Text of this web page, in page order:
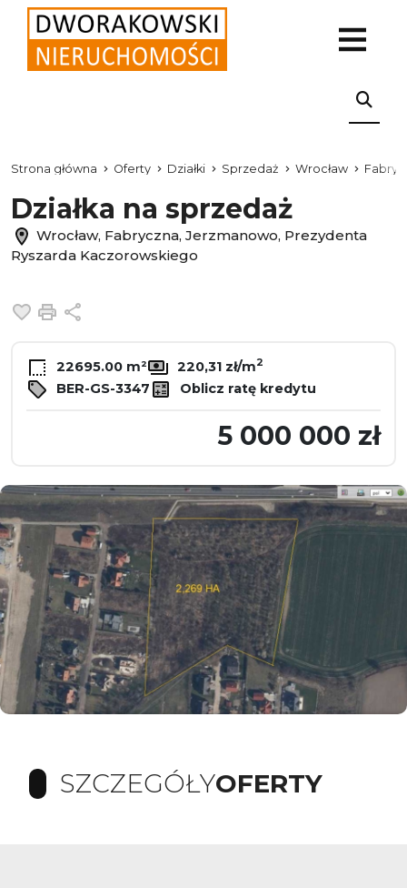
Strona główna Oferty Działki Sprzedaż Wrocław
Działka na sprzedaż
Wrocław, Fabryczna, Jerzmanowo, Prezydenta
Ryszarda Kaczorowskiego
Dodaj do ulubionych
Drukuj
22695.00 m² 220,31 zł/m2
BER-GS-3347 Oblicz ratę kredytu
5 000 000 zł
SZCZEGÓŁYOFERTY